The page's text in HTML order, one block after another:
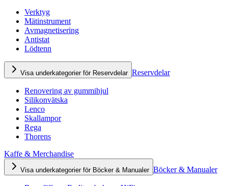
Verktyg
Mätinstrument
Avmagnetisering
Antistat
Lödtenn
Visa underkategorier för Reservdelar Reservdelar
Renovering av gummihjul
Silikonvätska
Lenco
Skallampor
Rega
Thorens
Kaffe & Merchandise
Visa underkategorier för Böcker & Manualer Böcker & Manualer